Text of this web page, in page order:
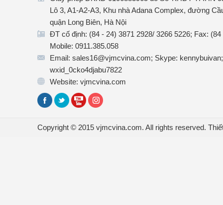
Lô 3, A1-A2-A3, Khu nhà Adana Complex, đường
quận Long Biên, Hà Nội
ĐT cố định: (84 - 24) 3871 2928/ 3266 5226; Fax:
Mobile: 0911.385.058
Email: sales16@vjmcvina.com; Skype:
wxid_0cko4djabu7822
Website: vjmcvina.com
Copyright © 2015 vjmcvina.com. All rights reserved.